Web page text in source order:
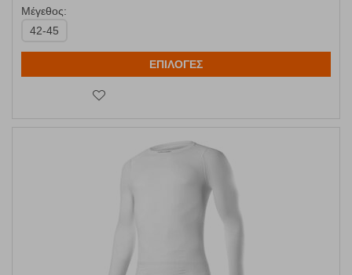
Μέγεθος:
42-45
ΕΠΙΛΟΓΕΣ